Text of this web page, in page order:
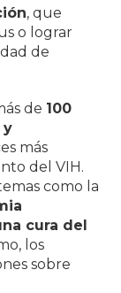
, que
o lograr
de
de 100
y
más
del VIH.
como la
cura del
los
sobre